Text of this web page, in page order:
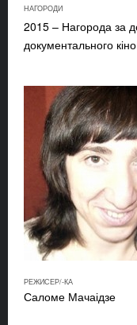
НАГОРОДИ
2015 – Нагорода за
документального
РЕЖИСЕР/-КА
Саломе Мачаідзе